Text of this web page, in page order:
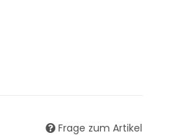
Frage zum Artikel